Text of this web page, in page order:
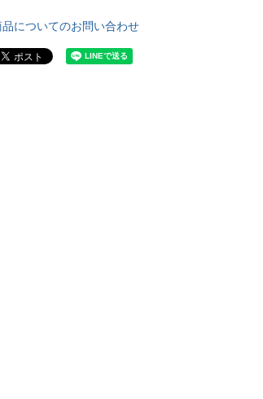
品についてのお問い合わせ